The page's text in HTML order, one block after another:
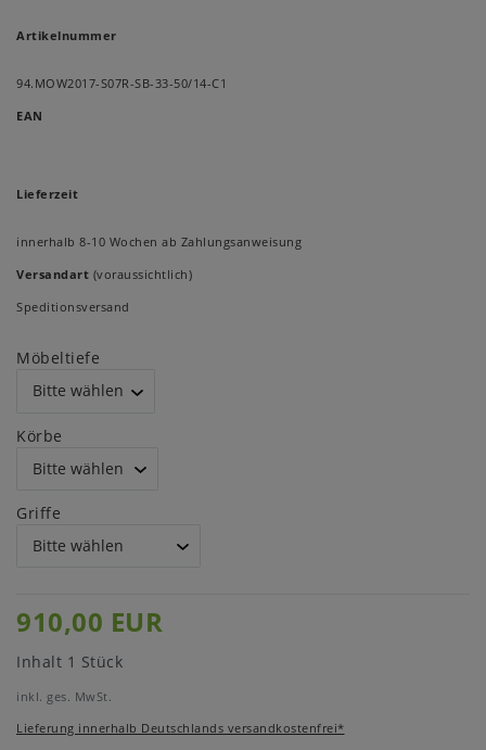
Artikelnummer
94.MOW2017-S07R-SB-33-50/14-C1
EAN
Lieferzeit
innerhalb 8-10 Wochen ab Zahlungsanweisung
Versandart (voraussichtlich)
Speditionsversand
Möbeltiefe
Körbe
Griffe
910,00 EUR
Inhalt 1 Stück
inkl. ges. MwSt.
Lieferung innerhalb Deutschlands versandkostenfrei*